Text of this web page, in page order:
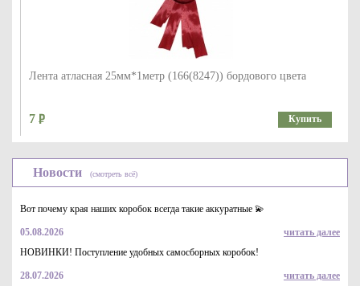
Лента атласная 25мм*1метр (166(8247)) бордового цвета
7 Купить
Лента атласная 25мм*1метр (8362) молочного цвета
Новости (смотреть всё)
Вот почему края наших коробок всегда такие аккуратные 💫
05.08.2026
читать далее
НОВИНКИ! Поступление удобных самосборных коробок!
28.07.2026
читать далее